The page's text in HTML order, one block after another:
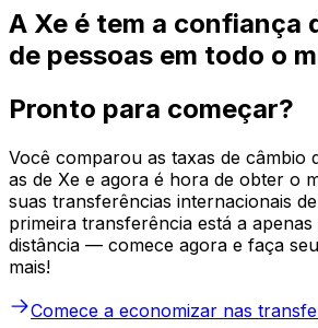
A Xe é tem a confiança
de pessoas em todo o
Pronto para começar?
Você comparou as taxas de câmbio
as de Xe e agora é hora de obter o
suas transferências internacionais
primeira transferência está a
distância — comece agora e faça
mais!
Comece a economizar nas